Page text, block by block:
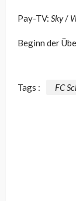
Pay-TV: Sky/
Beginn der
Tags : FC